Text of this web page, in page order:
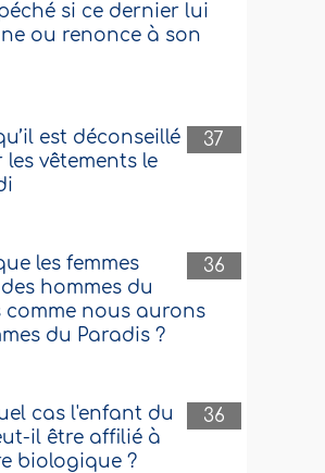
si ce dernier lui
ou renonce à son
37
est déconseillé
les vêtements le
36
les femmes
hommes du
comme nous aurons
du Paradis ?
36
cas l'enfant du
il être affilié à
biologique ?